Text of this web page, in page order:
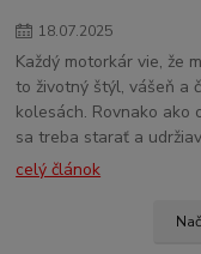
18.07.2025
Každý motorkár vie, že
to životný štýl, vášeň a
kolesách. Rovnako ako
sa treba starať a
celý článok